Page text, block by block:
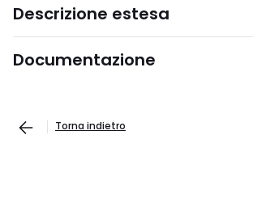
Descrizione estesa
Documentazione
Torna indietro